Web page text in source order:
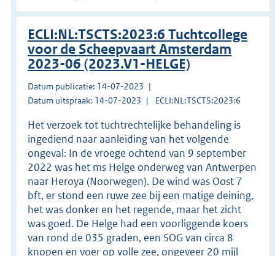
ECLI:NL:TSCTS:2023:6 Tuchtcollege
voor de Scheepvaart Amsterdam
2023-06 (2023.V1-HELGE)
Datum publicatie: 14-07-2023
Datum uitspraak: 14-07-2023
ECLI:NL:TSCTS:2023:6
Het verzoek tot tuchtrechtelijke behandeling is
ingediend naar aanleiding van het volgende
ongeval: In de vroege ochtend van 9 september
2022 was het ms Helge onderweg van Antwerpen
naar Heroya (Noorwegen). De wind was Oost 7
bft, er stond een ruwe zee bij een matige deining,
het was donker en het regende, maar het zicht
was goed. De Helge had een voorliggende koers
van rond de 035 graden, een SOG van circa 8
knopen en voer op volle zee, ongeveer 20 mijl